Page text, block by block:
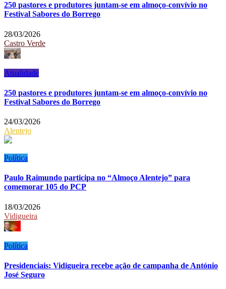
250 pastores e produtores juntam-se em almoço-convívio no
Festival Sabores do Borrego
28/03/2026
Castro Verde
Atualidade
250 pastores e produtores juntam-se em almoço-convívio no
Festival Sabores do Borrego
24/03/2026
Alentejo
Política
Paulo Raimundo participa no “Almoço Alentejo” para
comemorar 105 do PCP
18/03/2026
Vidigueira
Política
Presidenciais: Vidigueira recebe ação de campanha de António
José Seguro